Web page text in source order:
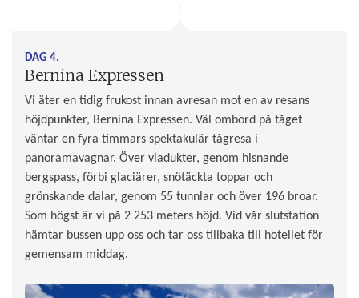
DAG 4.
Bernina Expressen
Vi äter en tidig frukost innan avresan mot en av resans
höjdpunkter, Bernina Expressen. Väl ombord på tåget
väntar en fyra timmars spektakulär tågresa i
panoramavagnar. Över viadukter, genom hisnande
bergspass, förbi glaciärer, snötäckta toppar och
grönskande dalar, genom 55 tunnlar och över 196 broar.
Som högst är vi på 2 253 meters höjd. Vid vår slutstation
hämtar bussen upp oss och tar oss tillbaka till hotellet för
gemensam middag.